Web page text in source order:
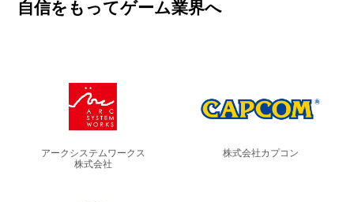
自信をもってゲーム業界へ
アークシステムワークス
株式会社
株式会社カプコン